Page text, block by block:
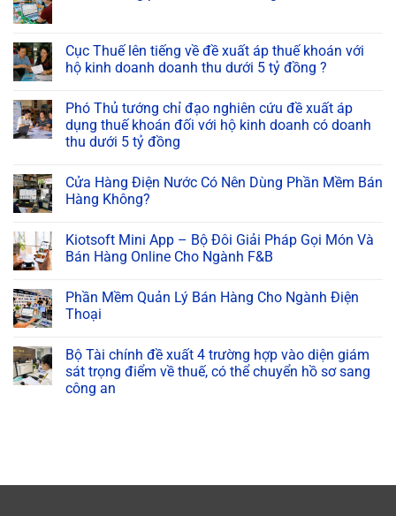
Cục Thuế lên tiếng về đề xuất áp thuế khoán với
hộ kinh doanh doanh thu dưới 5 tỷ đồng ?
Phó Thủ tướng chỉ đạo nghiên cứu đề xuất áp
dụng thuế khoán đối với hộ kinh doanh có doanh
thu dưới 5 tỷ đồng
Cửa Hàng Điện Nước Có Nên Dùng Phần Mềm Bán
Hàng Không?
Kiotsoft Mini App – Bộ Đôi Giải Pháp Gọi Món Và
Bán Hàng Online Cho Ngành F&B
Phần Mềm Quản Lý Bán Hàng Cho Ngành Điện
Thoại
Bộ Tài chính đề xuất 4 trường hợp vào diện giám
sát trọng điểm về thuế, có thể chuyển hồ sơ sang
công an